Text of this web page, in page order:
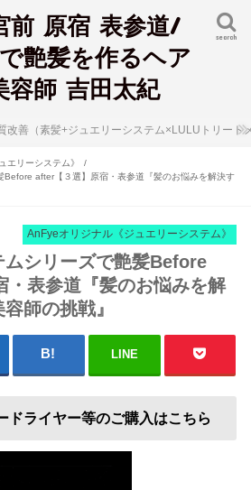
前 原宿 表参道/
艶髪を作るヘア
容師 吉田太紀
search
改善（素髪+ジュエリーシステム×LULUトリート
エリーシステム》
Before after【３選】原宿・表参道『髪のお悩みを解決す
AnFyeオリジナル《ジュエリーシステム》
ムシリーズで艶髪Before
・表参道『髪のお悩みを解
師の挑戦』
LINE
ドライヤー等のご購入はこちら